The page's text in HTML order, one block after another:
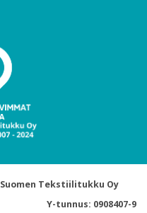
Suomen Tekstiilitukku Oy
Y-tunnus: 0908407-9